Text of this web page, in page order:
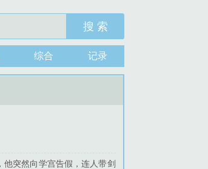
搜 索
综合 记录
突然向学宫告假，连人带剑